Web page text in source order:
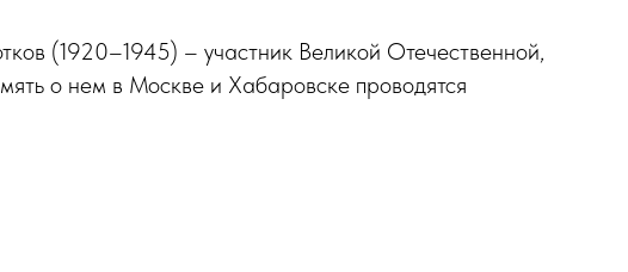
(1920–1945) – участник Великой Отечественной,
о нем в Москве и Хабаровске проводятся